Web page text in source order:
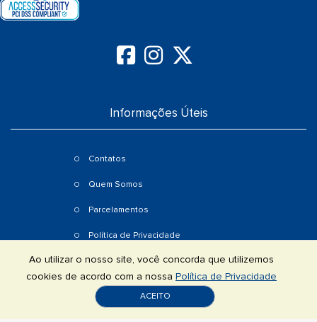
Informações Úteis
Contatos
Quem Somos
Parcelamentos
Política de Privacidade
Condições Gerais
Câmbios
Extraordinário Canada
Ao utilizar o nosso site, você concorda que utilizemos
cookies de acordo com a nossa Política de Privacidade
ACEITO